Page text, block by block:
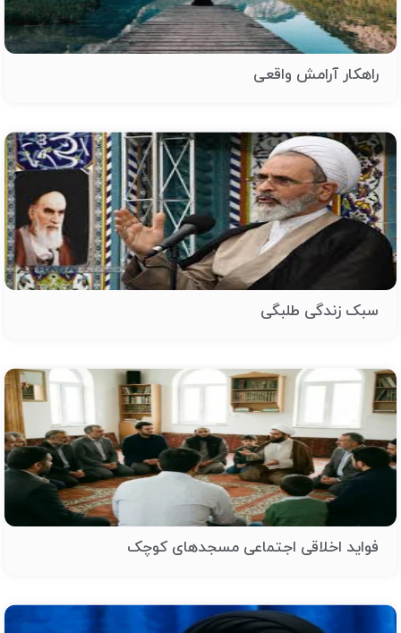
راهکار آرامش واقعی
سبک زندگی طلبگی
فواید اخلاقی اجتماعی مسجدهای کوچک